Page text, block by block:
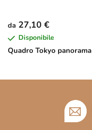
Quadro Tokyo panorama
da 27,10 €
Disponibile